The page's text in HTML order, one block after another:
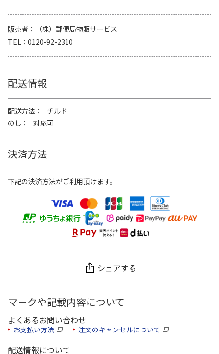
販売者
（株）郵便局物販サービス
TEL
0120-92-2310
配送情報
配送方法
チルド
のし
対応可
決済方法
下記の決済方法がご利用頂けます。
シェアする
マークや記載内容について
よくあるお問い合わせ
お支払い方法 注文のキャンセルについて
配送情報について